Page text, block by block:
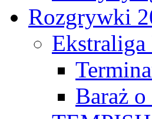
Rozgrywki
Ekstraliga
Baraż